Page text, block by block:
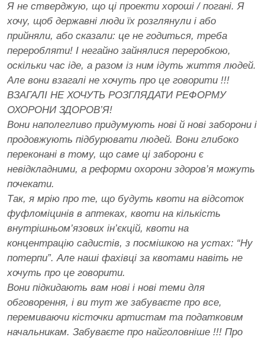
Я не стверджую, що ці проекти хороші / погані. Я
хочу, щоб державні люди їх розглянули і або
прийняли, або сказали: це не годиться, треба
переробляти! І негайно зайнялися переробкою,
оскільки час іде, а разом із ним ідуть життя людей.
Але вони взагалі не хочуть про це говорити !!!
ВЗАГАЛІ НЕ ХОЧУТЬ РОЗГЛЯДАТИ РЕФОРМУ
ОХОРОНИ ЗДОРОВ’Я!
Вони наполегливо придумують нові й нові заборони і
продовжують підбурювати людей. Вони глибоко
переконані в тому, що саме ці заборони є
невідкладними, а реформи охорони здоров’я можуть
почекати.
Так, я мрію про те, що будуть квоти на відсоток
фуфломіцинів в аптеках, квоти на кількість
внутрішньом’язових ін’єкцій, квоти на
концентрацію садистів, з посмішкою на устах: “Ну
потерпи”. Але наші фахівці за квотами навіть не
хочуть про це говорити.
Вони підкидають вам нові і нові теми для
обговорення, і ви тут же забуваєте про все,
перемиваючи кісточки артистам та податковим
начальникам. Забуваєте про найголовніше !!! Про